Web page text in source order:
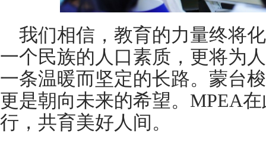
我们相信，教育的力量终将
一个民族的人口素质，更将为
一条温暖而坚定的长路。蒙台
更是朝向未来的希望。MPEA
行，共育美好人间。